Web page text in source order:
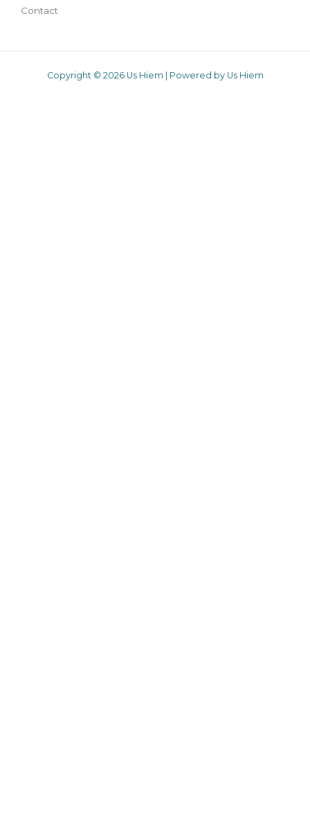
Contact
Copyright © 2026 Us Hiem | Powered by Us Hiem